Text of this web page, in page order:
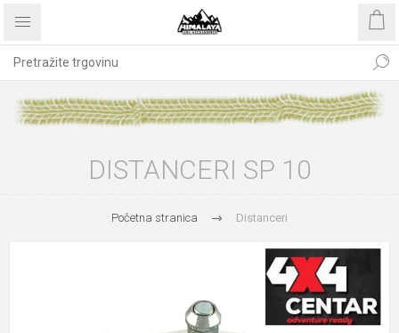
DISTANCERI SP 10
Početna stranica Distanceri